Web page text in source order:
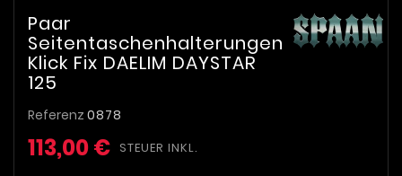
Paar
Seitentaschenhalterungen
Klick Fix DAELIM DAYSTAR
125
Referenz 0878
113,00 € STEUER INKL.